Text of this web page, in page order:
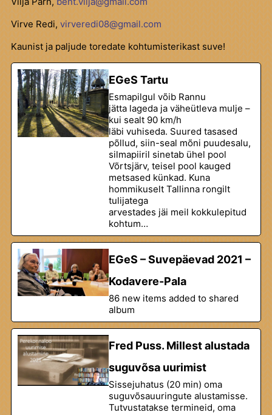
Virve Redi, virveredi08@gmail.com
Kaunist ja paljude toredate kohtumisterikast suve!
EGeS Tartu
Esmapilgul võib Rannu
jätta lageda ja väheütleva mulje –
kui sealt 90 km/h
läbi vuhiseda. Suured tasased
põllud, siin-seal mõni puudesalu,
silmapiiril sinetab ühel pool
Võrtsjärv, teisel pool kauged
metsased künkad. Kuna
hommikuselt Tallinna rongilt
tulijatega
arvestades jäi meil kokkulepitud
kohtum…
EGeS – Suvepäevad 2021 –
Kodavere-Pala
86 new items added to shared
album
Fred Puss. Millest alustada
suguvõsa uurimist
Sissejuhatus (20 min) oma
suguvõsauuringute alustamisse.
Tutvustatakse termineid, oma